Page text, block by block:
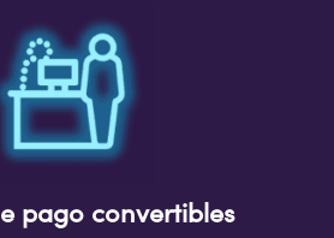
pago convertibles